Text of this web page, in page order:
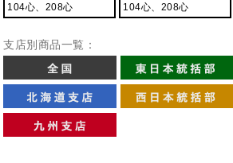
104心、208心
104心、208心
支店別商品一覧：